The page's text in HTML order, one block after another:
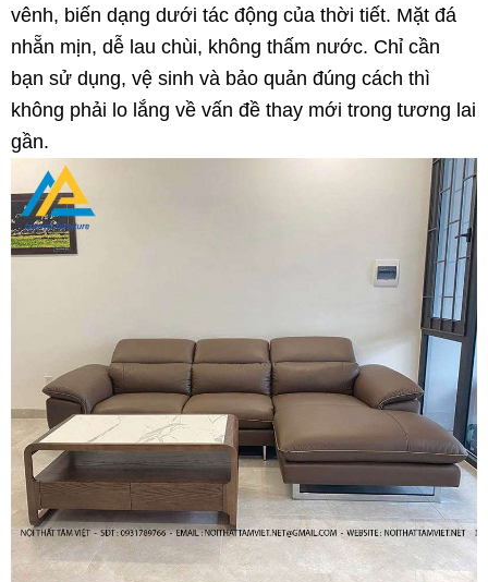
vênh, biến dạng dưới tác động của thời tiết. Mặt đá
nhẵn mịn, dễ lau chùi, không thấm nước. Chỉ cần
bạn sử dụng, vệ sinh và bảo quản đúng cách thì
không phải lo lắng về vấn đề thay mới trong tương lai
gần.